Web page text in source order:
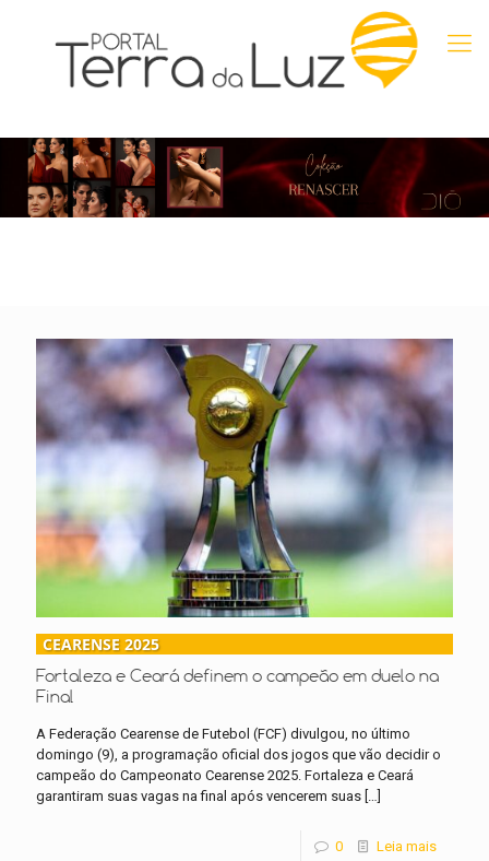
CEARENSE 2025
Fortaleza e Ceará definem o campeão em duelo na
Final
A Federação Cearense de Futebol (FCF) divulgou, no último
domingo (9), a programação oficial dos jogos que vão decidir o
campeão do Campeonato Cearense 2025. Fortaleza e Ceará
garantiram suas vagas na final após vencerem suas […]
0 Leia mais